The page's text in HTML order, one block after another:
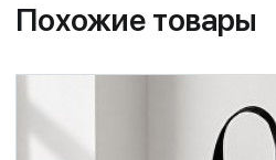
Похожие товары